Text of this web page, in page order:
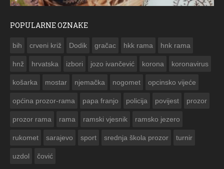
POPULARNE OZNAKE
bih crveni križ Dodik gračac hkk rama hnk rama
hnž hrvatska izbori jozo ivančević korona koronavirus
košarka mostar njemačka nogomet opcinsko vijeće
općina prozor-rama papa franjo policija povijest prozor
prozor rama rama ramski vjesnik ramsko jezero
rukomet sarajevo sport srednja škola prozor turnir
uzdol čović